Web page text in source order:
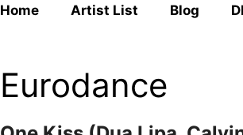
Home Artist List Blog
Eurodance